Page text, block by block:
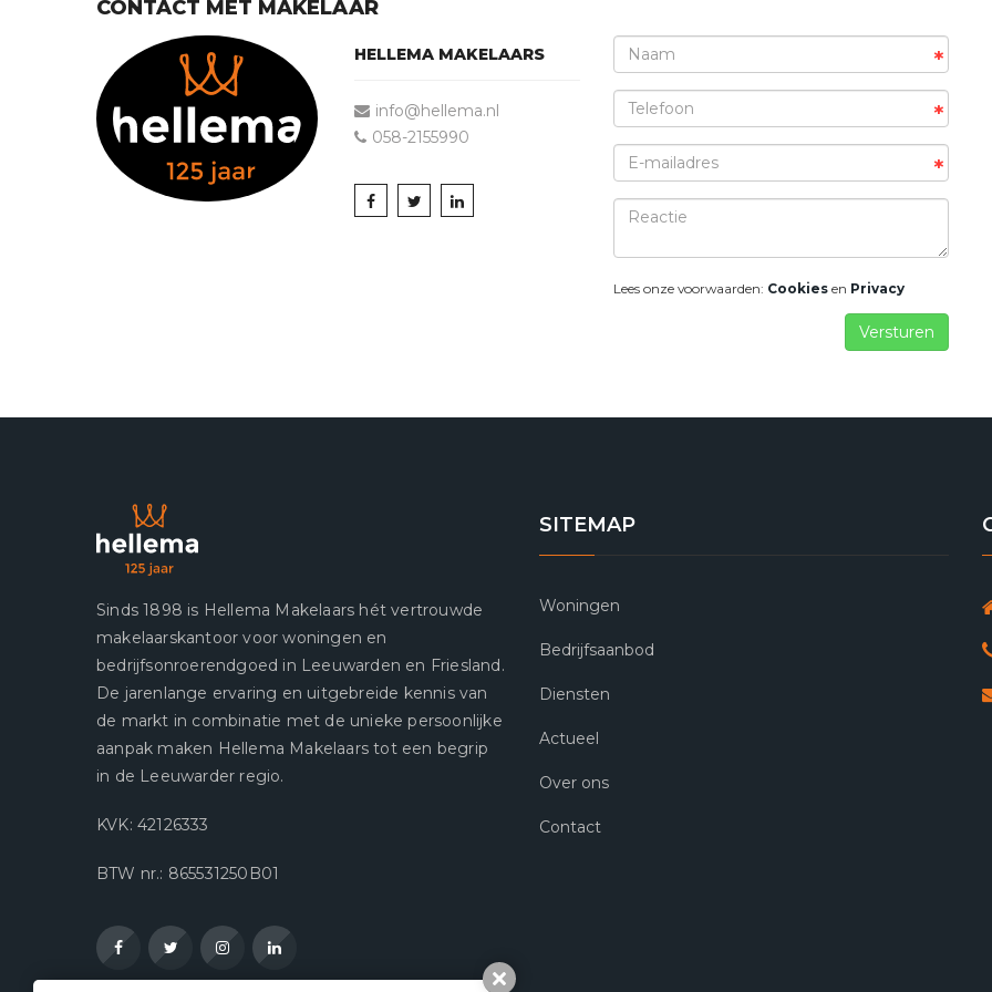
CONTACT MET MAKELAAR
HELLEMA MAKELAARS
info@hellema.nl
058-2155990
*
*
*
Lees onze voorwaarden: Cookiesen Privacy
Versturen
Sinds 1898 is Hellema Makelaars hét vertrouwde
makelaarskantoor voor woningen en
bedrijfsonroerendgoed in Leeuwarden en Friesland.
De jarenlange ervaring en uitgebreide kennis van
de markt in combinatie met de unieke persoonlijke
aanpak maken Hellema Makelaars tot een begrip
in de Leeuwarder regio.
KVK: 42126333
BTW nr.: 865531250B01
SITEMAP
Woningen
Bedrijfsaanbod
Diensten
Actueel
Over ons
Contact
Sluiten